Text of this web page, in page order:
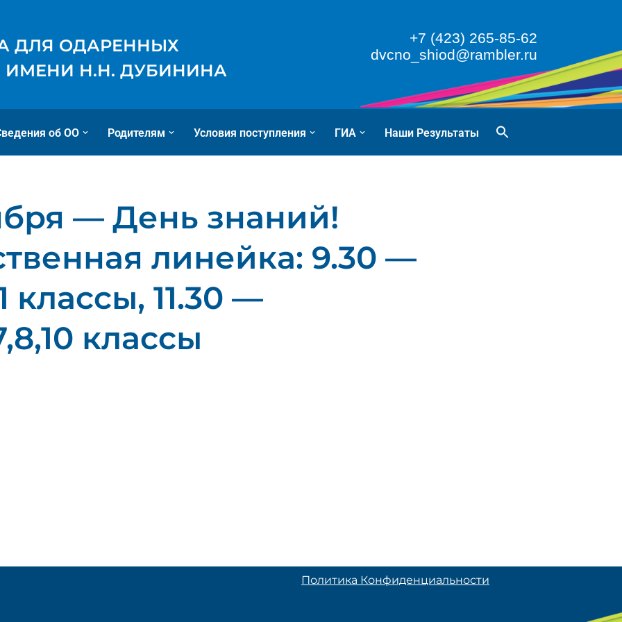
ДЛЯ ОДАРЕННЫХ
ИМЕНИ Н.Н. ДУБИНИНА
+7 (423) 265-85-62
dvcno_shiod@rambler.ru
об ОО Родителям Условия поступления ГИА Наши Результаты
— День знаний!
линейка: 9.30 —
классы, 11.30 —
классы
Политика Конфиденциальности